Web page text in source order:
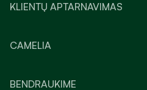
KLIENTŲ APTARNAVIMAS
CAMELIA
BENDRAUKIME